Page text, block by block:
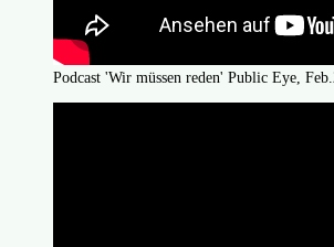
Podcast 'Wir müssen reden' Public Eye,